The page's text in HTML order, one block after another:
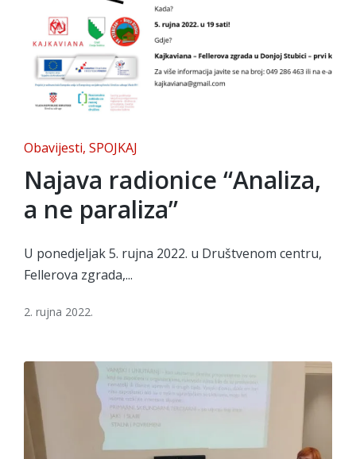
Posted
in
Obavijesti SPOJKAJ
Najava radionice “Analiza,
a ne paraliza”
U ponedjeljak 5. rujna 2022. u Društvenom centru,
Fellerova zgrada,...
2. rujna 2022.